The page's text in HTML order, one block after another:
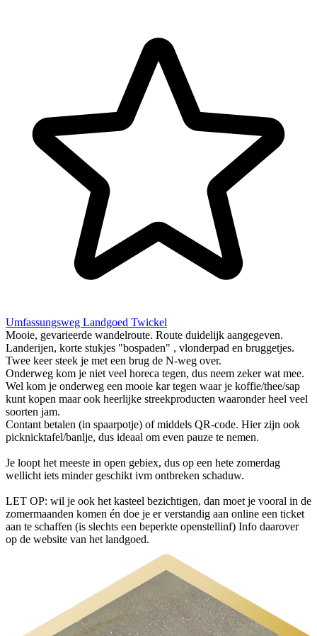
Umfassungsweg Landgoed Twickel
Mooie, gevarieerde wandelroute. Route duidelijk aangegeven.
Landerijen, korte stukjes "bospaden" , vlonderpad en bruggetjes.
Twee keer steek je met een brug de N-weg over.
Onderweg kom je niet veel horeca tegen, dus neem zeker wat mee.
Wel kom je onderweg een mooie kar tegen waar je koffie/thee/sap
kunt kopen maar ook heerlijke streekproducten waaronder heel veel
soorten jam.
Contant betalen (in spaarpotje) of middels QR-code. Hier zijn ook
picknicktafel/banlje, dus ideaal om even pauze te nemen.
Je loopt het meeste in open gebiex, dus op een hete zomerdag
wellicht iets minder geschikt ivm ontbreken schaduw.
LET OP: wil je ook het kasteel bezichtigen, dan moet je vooral in de
zomermaanden komen én doe je er verstandig aan online een ticket
aan te schaffen (is slechts een beperkte openstellinf) Info daarover
op de website van het landgoed.